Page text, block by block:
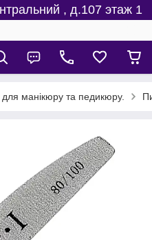
, д.107 этаж 1
манікюру та педикюру.